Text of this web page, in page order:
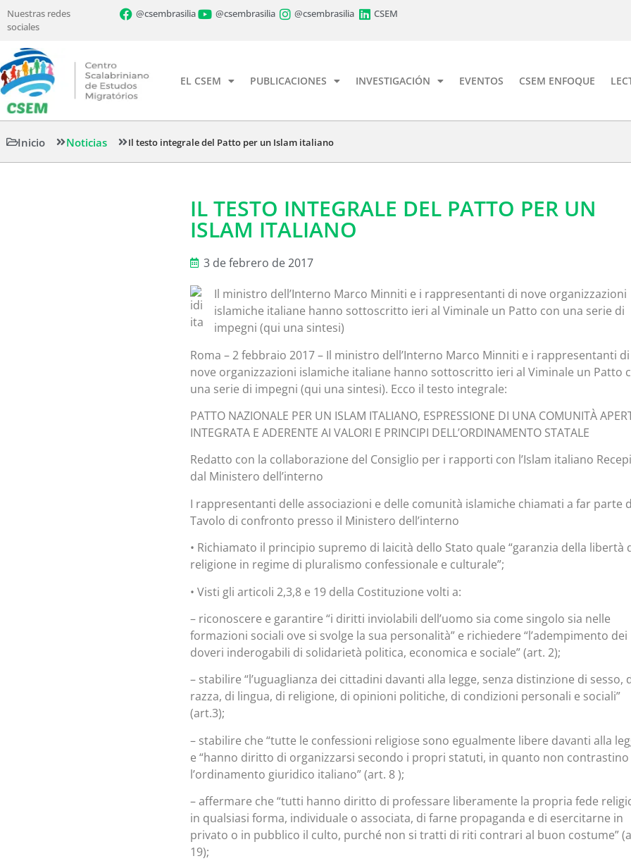
Nuestras redes
sociales
@csembrasilia @csembrasilia @csembrasilia CSEM
EL CSEM PUBLICACIONES INVESTIGACIÓN EVENTOS CSEM ENFOQUE
Inicio Noticias Il testo integrale del Patto per un Islam italiano
IL TESTO INTEGRALE DEL PATTO PER UN
ISLAM ITALIANO
3 de febrero de 2017
Il ministro dell’Interno Marco Minniti e i rappresentanti di nove organizzazioni
islamiche italiane hanno sottoscritto ieri al Viminale un Patto con una serie di
impegni (qui una sintesi)
Roma – 2 febbraio 2017 – Il ministro dell’Interno Marco Minniti e i rappresentanti di
nove organizzazioni islamiche italiane hanno sottoscritto ieri al Viminale un Patto
una serie di impegni (qui una sintesi). Ecco il testo integrale:
PATTO NAZIONALE PER UN ISLAM ITALIANO, ESPRESSIONE DI UNA COMUNITÀ
INTEGRATA E ADERENTE AI VALORI E PRINCIPI DELL’ORDINAMENTO STATALE
Redatto con la collaborazione del Consiglio per i rapporti con l’Islam italiano
dal Ministero dell’interno
I rappresentanti delle associazioni e delle comunità islamiche chiamati a far parte
Tavolo di confronto presso il Ministero dell’interno
• Richiamato il principio supremo di laicità dello Stato quale “garanzia della libertà
religione in regime di pluralismo confessionale e culturale”;
• Visti gli articoli 2,3,8 e 19 della Costituzione volti a:
– riconoscere e garantire “i diritti inviolabili dell’uomo sia come singolo sia nelle
formazioni sociali ove si svolge la sua personalità” e richiedere “l’adempimento dei
doveri inderogabili di solidarietà politica, economica e sociale” (art. 2);
– stabilire “l’uguaglianza dei cittadini davanti alla legge, senza distinzione di sesso,
razza, di lingua, di religione, di opinioni politiche, di condizioni personali e sociali”
(art.3);
– stabilire che “tutte le confessioni religiose sono egualmente libere davanti alla
e “hanno diritto di organizzarsi secondo i propri statuti, in quanto non contrastino
l’ordinamento giuridico italiano” (art. 8 );
– affermare che “tutti hanno diritto di professare liberamente la propria fede
in qualsiasi forma, individuale o associata, di farne propaganda e di esercitarne in
privato o in pubblico il culto, purché non si tratti di riti contrari al buon costume”
19);